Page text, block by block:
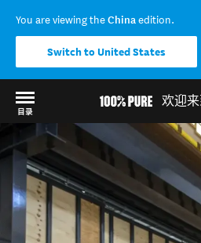
You are viewing theChinaedition.
Switch to United States
欢迎
目录
Back to my results